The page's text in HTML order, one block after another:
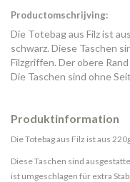
Productomschrijving:
Die Totebag aus Filz ist
schwarz. Diese Taschen
Filzgriffen. Der obere
Die Taschen sind ohne
Produktinformation
Die Totebag aus Filz ist aus
Diese Taschen sind
ist umgeschlagen für extra